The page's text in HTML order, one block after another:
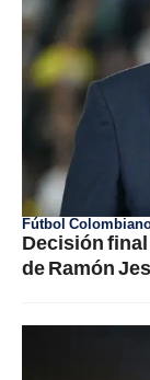
Fútbol
Decisión
de Ramón